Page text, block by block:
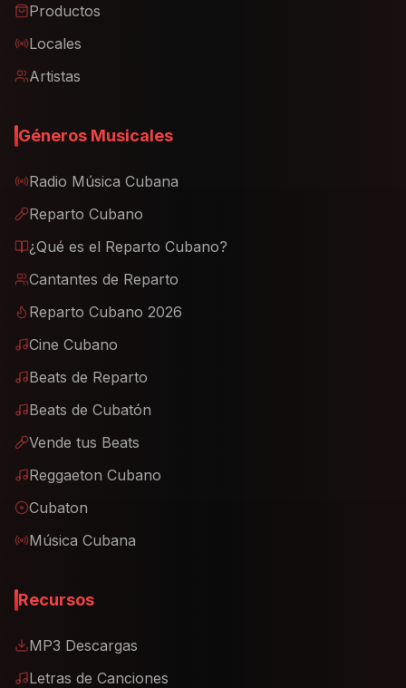
Productos
Locales
Artistas
Géneros Musicales
Radio Música Cubana
Reparto Cubano
¿Qué es el Reparto Cubano?
Cantantes de Reparto
Reparto Cubano 2026
Cine Cubano
Beats de Reparto
Beats de Cubatón
Vende tus Beats
Reggaeton Cubano
Cubaton
Música Cubana
Recursos
MP3 Descargas
Letras de Canciones